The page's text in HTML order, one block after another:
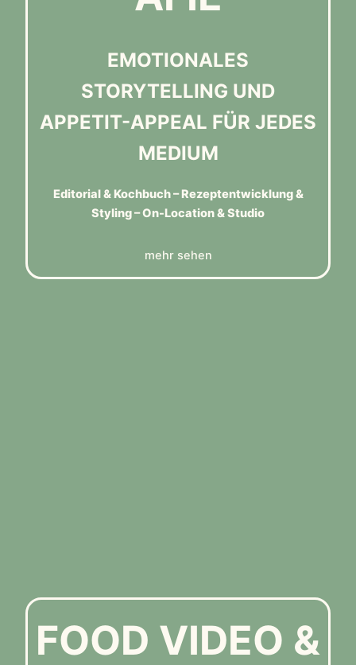
EMOTIONALES
STORYTELLING UND
APPETIT-APPEAL FÜR JEDES
MEDIUM
Editorial & Kochbuch – Rezeptentwicklung &
Styling – On-Location & Studio
mehr sehen
FOOD VIDEO &